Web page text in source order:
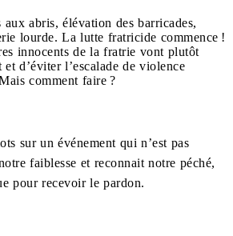
abris, élévation des barricades,
lourde. La lutte fratricide commence !
innocents de la fratrie vont plutôt
d’éviter l’escalade de violence
comment faire ?
sur un événement qui n’est pas
faiblesse et reconnait notre péché,
pour recevoir le pardon.